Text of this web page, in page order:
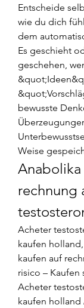
Entscheide
wie du dich
dem
Es geschieht
geschehen,
bewusste
Weise
Anabolika
rechnung
Acheter
kaufen
kaufen auf
risico –
Acheter
kaufen